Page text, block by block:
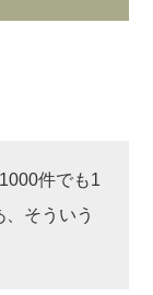
件でも1
そういう